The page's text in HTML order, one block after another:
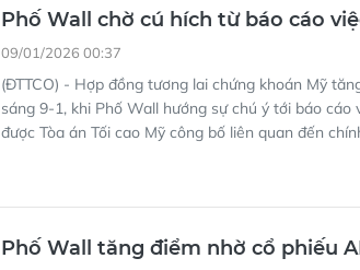
Phố Wall chờ cú hích từ báo cáo
09/01/2026 00:37
(ĐTTCO) - Hợp đồng tương lai chứng khoán Mỹ
sáng 9-1, khi Phố Wall hướng sự chú ý tới báo
được Tòa án Tối cao Mỹ công bố liên quan đến
Phố Wall tăng điểm nhờ cổ phiếu